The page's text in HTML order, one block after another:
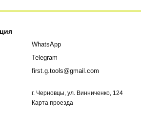
WhatsApp
Telegram
first.g.tools@gmail.com
г. Черновцы, ул. Винниченко, 124
Карта проезда